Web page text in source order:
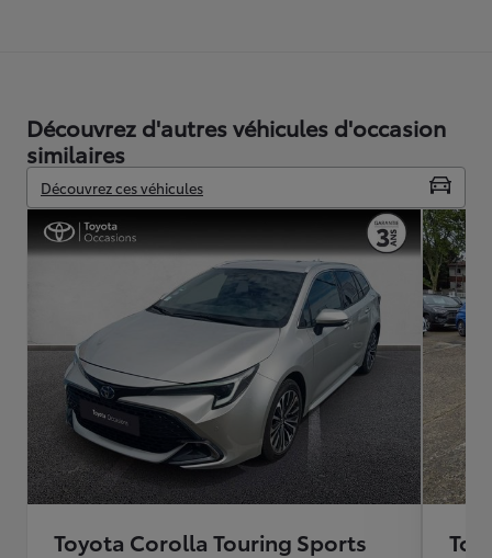
Découvrez d'autres véhicules d'occasion
similaires
Découvrez ces véhicules
Toyota Corolla Touring Sports